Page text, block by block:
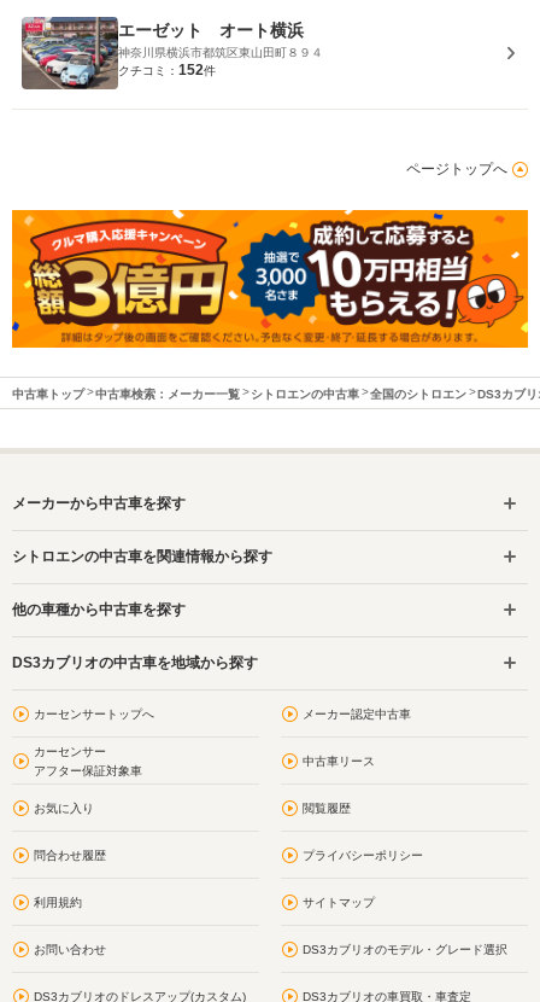
エーゼット オート横浜
神奈川県横浜市都筑区東山田町８９４
クチコミ： 152件
ページトップへ
中古車トップ 中古車検索：メーカー一覧 シトロエンの中古車 全国のシトロエン DS3カブ
メーカーから中古車を探す
シトロエンの中古車を関連情報から探す
他の車種から中古車を探す
DS3カブリオの中古車を地域から探す
カーセンサートップへ メーカー認定中古車
カーセンサー
アフター保証対象車
中古車リース
お気に入り 閲覧履歴
問合わせ履歴 プライバシーポリシー
利用規約 サイトマップ
お問い合わせ DS3カブリオのモデル・グレード選択
DS3カブリオのドレスアップ(カスタム) DS3カブリオの車買取・車査定